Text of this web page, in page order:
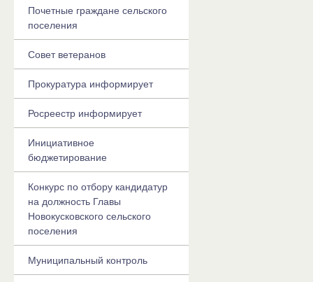
Почетные граждане сельского
поселения
Совет ветеранов
Прокуратура информирует
Росреестр информирует
Инициативное
бюджетирование
Конкурс по отбору кандидатур
на должность Главы
Новокусковского сельского
поселения
Муниципальный контроль